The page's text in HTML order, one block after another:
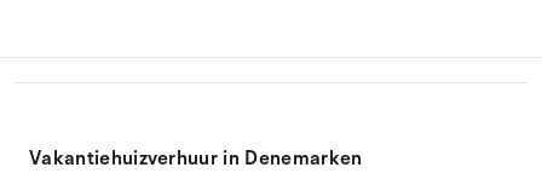
Vakantiehuizverhuur in Denemarken